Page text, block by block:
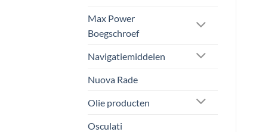
Max Power
Boegschroef
Navigatiemiddelen
Nuova Rade
Olie producten
Osculati
€ 15,00
€ 21,53
OPTIES SELECTEREN
tot
product
meerdere
variaties.